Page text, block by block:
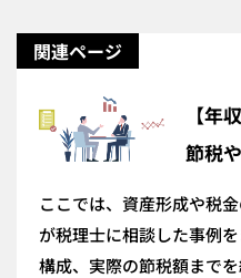
関連ページ
【年
節税
ここでは、資産形成や税
が税理士に相談した事例
構成、実際の節税額まで